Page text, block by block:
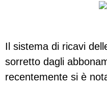
Il sistema di ricavi
sorretto dagli
recentemente si è